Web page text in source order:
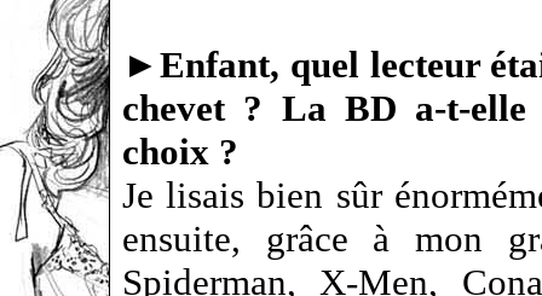
►Enfant, quel lecteur
chevet ? La BD a-t-elle
choix ?
Je lisais bien sûr
ensuite, grâce à mon
Spiderman, X-Men,